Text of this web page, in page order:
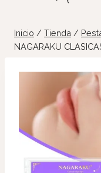
Inicio / Tienda /
NAGARAKU